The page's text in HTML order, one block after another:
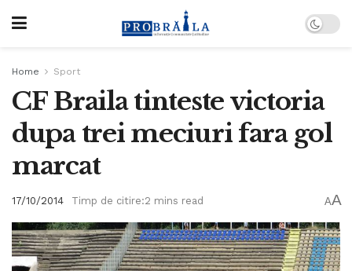
Home Sport
CF Braila tinteste victoria
dupa trei meciuri fara gol
marcat
17/10/2014 Timp de citire:2 mins read AA